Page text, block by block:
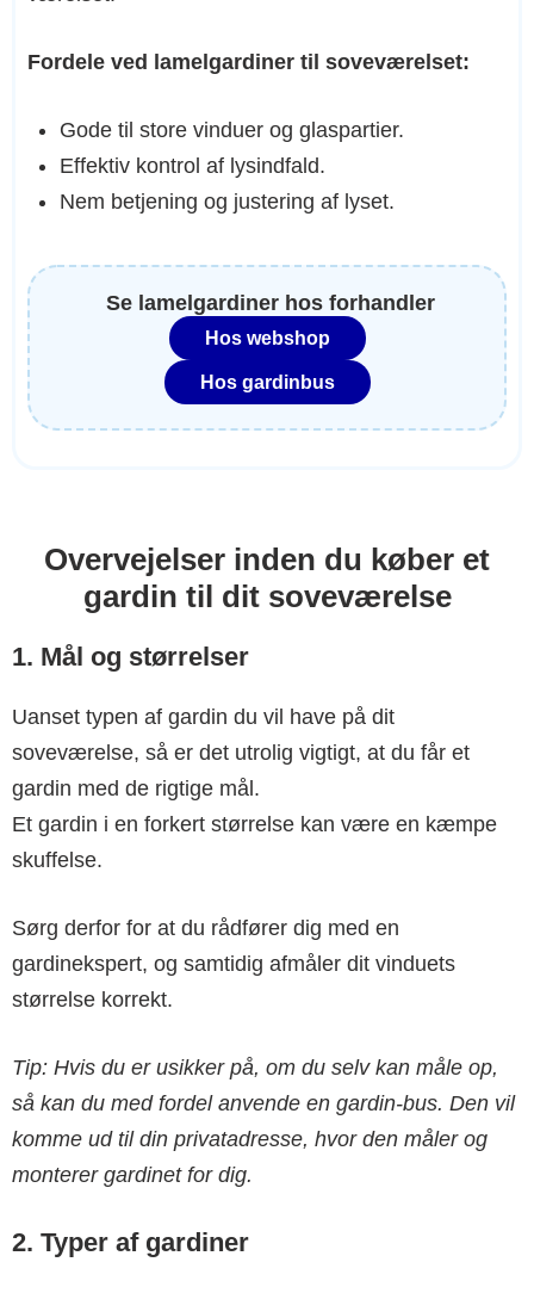
Fordele ved lamelgardiner til soveværelset:
Gode til store vinduer og glaspartier.
Effektiv kontrol af lysindfald.
Nem betjening og justering af lyset.
Se lamelgardiner hos forhandler
Hos webshop
Hos gardinbus
Overvejelser inden du køber et
gardin til dit soveværelse
1. Mål og størrelser
Uanset typen af gardin du vil have på dit
soveværelse, så er det utrolig vigtigt, at du får et
gardin med de rigtige mål.
Et gardin i en forkert størrelse kan være en kæmpe
skuffelse.
Sørg derfor for at du rådfører dig med en
gardinekspert, og samtidig afmåler dit vinduets
størrelse korrekt.
Tip: Hvis du er usikker på, om du selv kan måle op,
så kan du med fordel anvende en gardin-bus. Den vil
komme ud til din privatadresse, hvor den måler og
monterer gardinet for dig.
2. Typer af gardiner